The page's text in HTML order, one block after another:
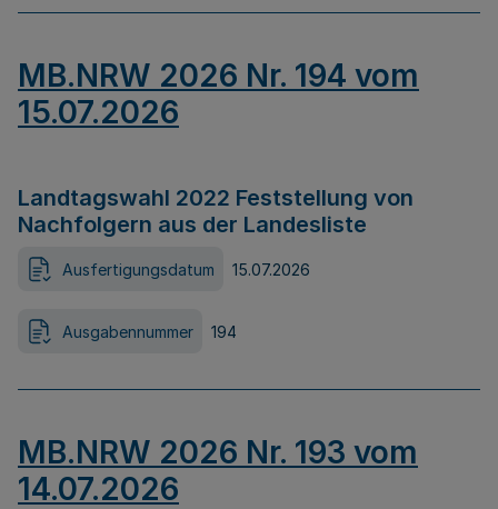
MB.NRW 2026 Nr. 194 vom
15.07.2026
Landtagswahl 2022 Feststellung von
Nachfolgern aus der Landesliste
Ausfertigungsdatum 15.07.2026
Ausgabennummer 194
MB.NRW 2026 Nr. 193 vom
14.07.2026